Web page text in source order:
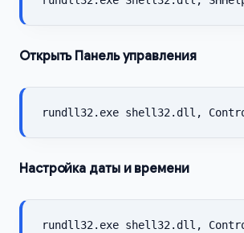
Открыть Панель управления
rundll32.exe shell32.dll,
Настройка даты и времени
rundll32.exe shell32.dll,